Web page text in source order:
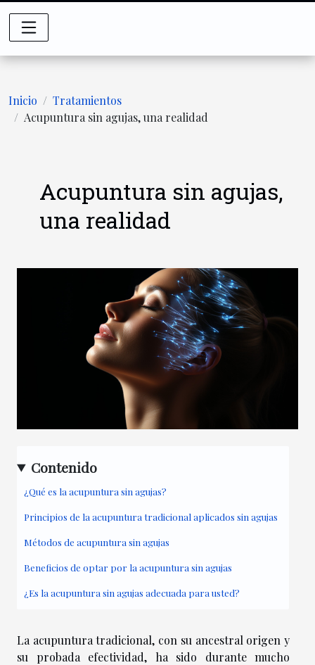
Inicio
Tratamientos
Acupuntura sin agujas, una realidad
Acupuntura sin agujas,
una realidad
Contenido
¿Qué es la acupuntura sin agujas?
Principios de la acupuntura tradicional aplicados sin agujas
Métodos de acupuntura sin agujas
Beneficios de optar por la acupuntura sin agujas
¿Es la acupuntura sin agujas adecuada para usted?
La acupuntura tradicional, con su ancestral origen y
su probada efectividad, ha sido durante mucho